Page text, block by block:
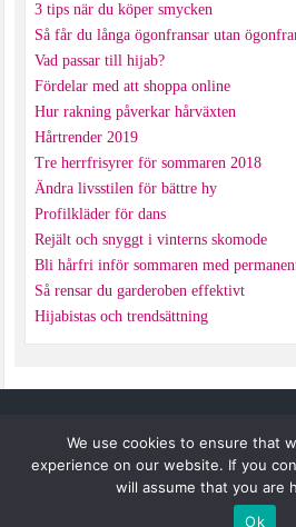
3 tips när du köper smycken
Så får du långa ögonfransar utan
Vad passar till hijab?
Fördelar med att shoppa online
Hur rakning påverkar hårväxten
Hårtrender 2019
Tre herrfrisyrer för sommaren 2018
Ändra livsstilen för bättre hy
Profilkläder för dans
Rejält och snyggt i vinterns skomode
Bli hårfri inför sommaren med
Så rensar du garderoben effektivt
Hijabistas och trendsättning
ANNMI
We use cookies to ensure that
experience on our website. If you
will assume that you are
Ok